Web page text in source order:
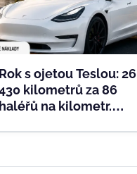
Rok s ojetou Teslou: 26
kilometrů za 86
haléřů na kilometr.